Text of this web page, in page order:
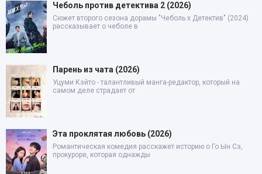
Чеболь против детектива 2 (2026)
Сюжет второго сезона дорамы "Чеболь x Детектив" (2024)
рассказывает о чеболе в
Парень из чата (2026)
Уцуми Кэйто - талантливый манга-редактор, который на
самом деле страдает от
Эта проклятая любовь (2026)
Романтическая комедия расскажет историю о Го Ын Сэ,
прокуроре, которая однажды